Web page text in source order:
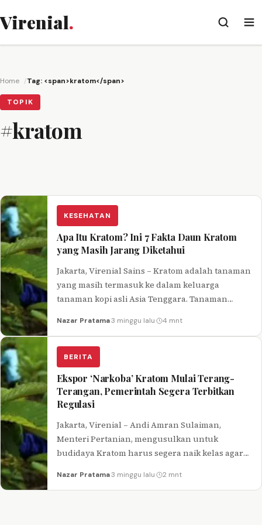
Virenial.
Home Tag: <span>kratom</span>
TOPIK
#kratom
KESEHATAN
Apa Itu Kratom? Ini 7 Fakta Daun Kratom
yang Masih Jarang Diketahui
Jakarta, Virenial Sains – Kratom adalah tanaman
yang masih termasuk ke dalam keluarga
tanaman kopi asli Asia Tenggara. Tanaman
Nazar Pratama·3 minggu lalu· 4 mnt
BERITA
Ekspor ‘Narkoba’ Kratom Mulai Terang-
Terangan, Pemerintah Segera Terbitkan
Regulasi
Jakarta, Virenial – Andi Amran Sulaiman,
Menteri Pertanian, mengusulkan untuk
budidaya Kratom harus segera naik kelas agar
Nazar Pratama·3 minggu lalu· 2 mnt